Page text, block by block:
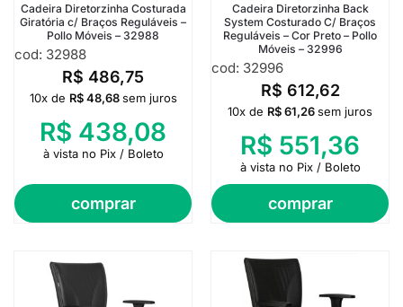
Cadeira Diretorzinha Costurada
Giratória c/ Braços Reguláveis –
Pollo Móveis – 32988
cod: 32988
R$ 486,75
comprar
10x de R$48,68 sem juros
R$ 438,08
à vista no Pix / Boleto
Cadeira Diretorzinha Back
System Costurado C/ Braços
Reguláveis – Cor Preto – Pollo
Móveis – 32996
cod: 32996
R$ 612,62
comprar
10x de R$61,26sem juros
R$ 551,36
à vista no Pix / Boleto